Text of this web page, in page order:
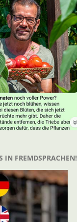
IN FREMDSPRACHEN!